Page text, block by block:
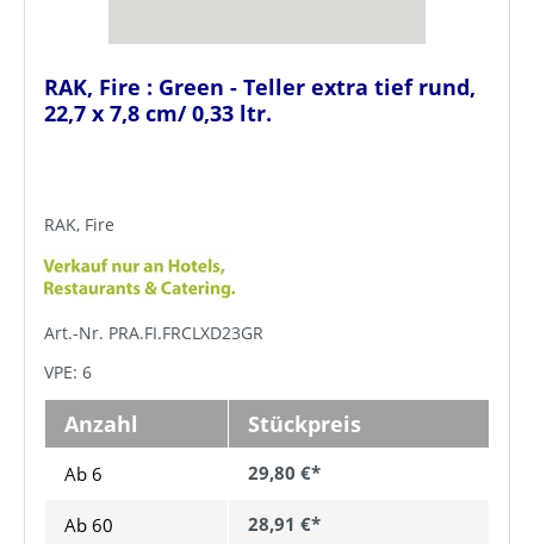
RAK, Fire : Green - Teller extra tief rund,
22,7 x 7,8 cm/ 0,33 ltr.
RAK, Fire
Art.-Nr. PRA.FI.FRCLXD23GR
VPE: 6
Anzahl Stückpreis
Ab 6 29,80 €*
Ab 60 28,91 €*